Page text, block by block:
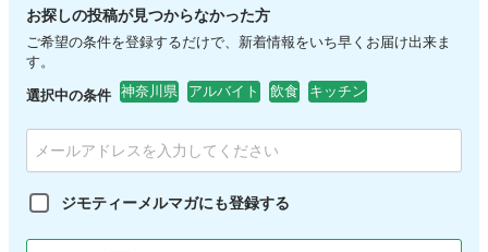
お探しの投稿が見つからなかった方
ご希望の条件を登録するだけで、新着情報をいち早くお届け出来ま
す。
選択中の条件 神奈川県 アルバイト 飲食 キッチン
ジモティーメルマガにも登録する